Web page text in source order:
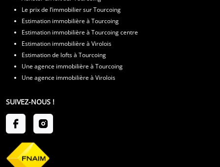
Le prix de l’immobilier sur Tourcoing
Estimation immobilière à Tourcoing
Estimation immobilière à Tourcoing centre
Estimation immobilière à Virolois
Estimation de lofts à Tourcoing
Une agence immobilière à Tourcoing
Une agence immobilière à Virolois
SUIVEZ-NOUS !